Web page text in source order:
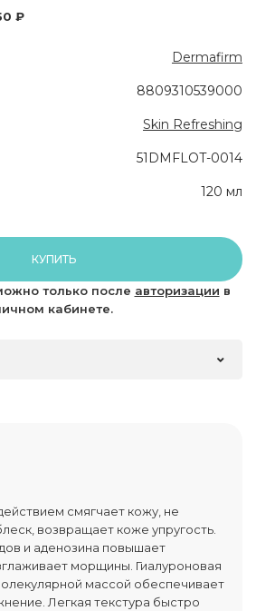
₽
Dermafirm
8809310539000
Skin Refreshing
51DMFLOT-0014
120 мл
КУПИТЬ
только после авторизации в
кабинете.
смягчает кожу, не
возвращает коже упругость.
и аденозина повышает
морщины. Гиалуроновая
массой обеспечивает
Легкая текстура быстро